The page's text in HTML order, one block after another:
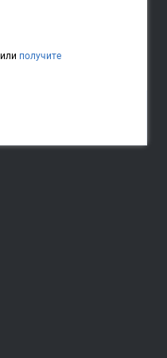
или получите